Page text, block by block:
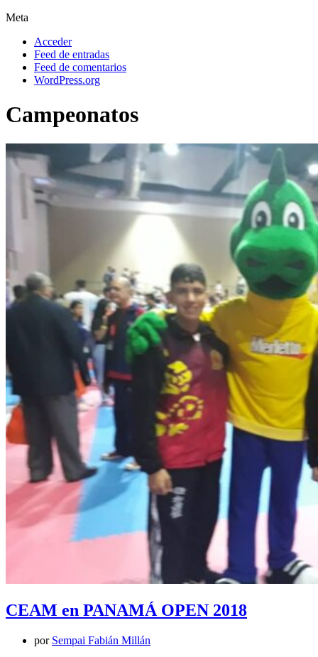
Meta
Acceder
Feed de entradas
Feed de comentarios
WordPress.org
Campeonatos
CEAM en PANAMÁ OPEN 2018
por Sempai Fabián Millán